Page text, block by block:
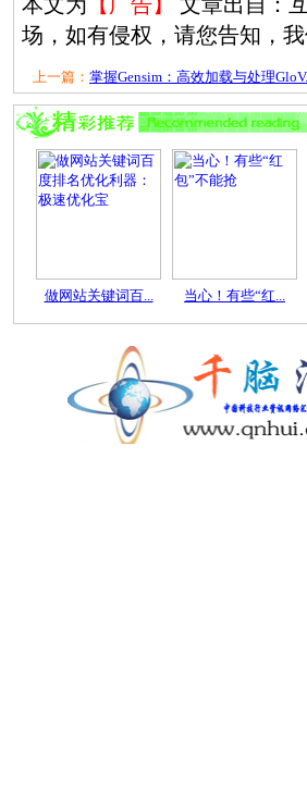
场，如有侵权，请您告知，我
上一篇： 掌握Gensim：高效加载与处理
做网站关键词百... 当心！有些“红...